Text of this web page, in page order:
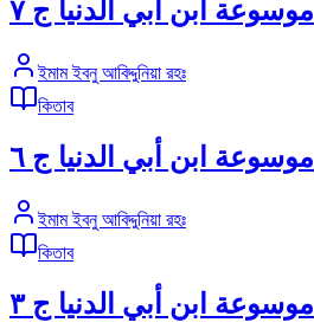
موسوعة ابن أبي الدنيا ج ٧
ইমাম ইবনু আবিদ্দুনিয়া রহঃ
কিতাব
موسوعة ابن أبي الدنيا ج ٦
ইমাম ইবনু আবিদ্দুনিয়া রহঃ
কিতাব
موسوعة ابن أبي الدنيا ج ٣